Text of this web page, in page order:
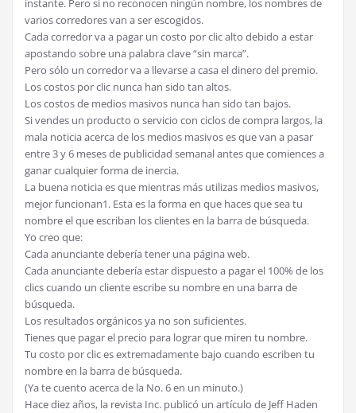
instante. Pero si no reconocen ningún nombre, los nombres de
varios corredores van a ser escogidos.
Cada corredor va a pagar un costo por clic alto debido a estar
apostando sobre una palabra clave “sin marca”.
Pero sólo un corredor va a llevarse a casa el dinero del premio.
Los costos por clic nunca han sido tan altos.
Los costos de medios masivos nunca han sido tan bajos.
Si vendes un producto o servicio con ciclos de compra largos, la
mala noticia acerca de los medios masivos es que van a pasar
entre 3 y 6 meses de publicidad semanal antes que comiences a
ganar cualquier forma de inercia.
La buena noticia es que mientras más utilizas medios masivos,
mejor funcionan1. Esta es la forma en que haces que sea tu
nombre el que escriban los clientes en la barra de búsqueda.
Yo creo que:
Cada anunciante debería tener una página web.
Cada anunciante debería estar dispuesto a pagar el 100% de los
clics cuando un cliente escribe su nombre en una barra de
búsqueda.
Los resultados orgánicos ya no son suficientes.
Tienes que pagar el precio para lograr que miren tu nombre.
Tu costo por clic es extremadamente bajo cuando escriben tu
nombre en la barra de búsqueda.
(Ya te cuento acerca de la No. 6 en un minuto.)
Hace diez años, la revista Inc. publicó un artículo de Jeff Haden